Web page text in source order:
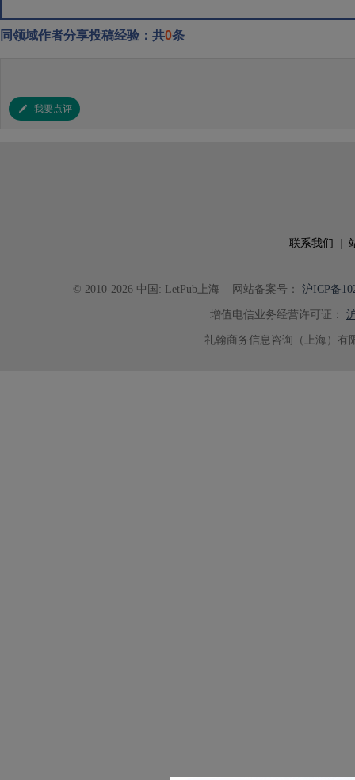
同领域作者分享投稿经验：共0条
我要点评
联系我们
© 2010-2026 中国: LetPub上海 网站备案号： 沪ICP备
增值电信业务经营许可证：
礼翰商务信息咨询（上海）